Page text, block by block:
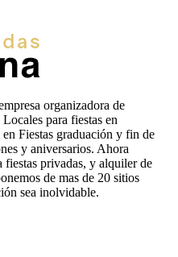
organizadora de
para fiestas en
Fiestas graduación y fin de
y aniversarios. Ahora
fiestas privadas, y alquiler de
de mas de 20 sitios
sea inolvidable.